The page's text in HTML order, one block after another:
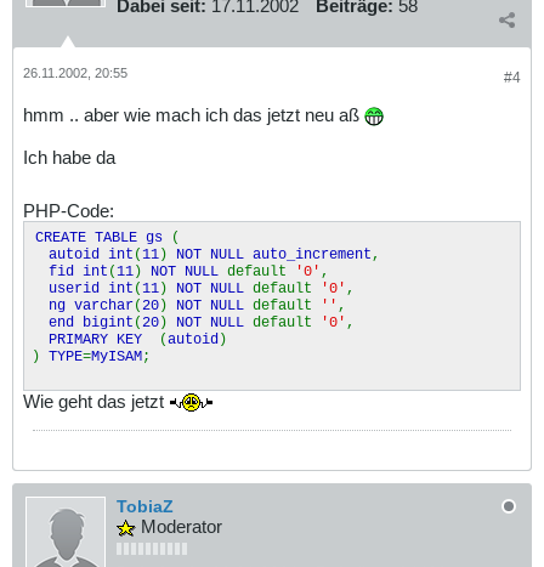
Dabei seit: 17.11.2002 Beiträge: 58
#4
26.11.2002, 20:55
hmm .. aber wie mach ich das jetzt neu aß
Ich habe da
PHP-Code:
CREATE TABLE gs
(
autoid int (11) NOT NULL auto_increment ,
fid int (11) NOT NULL default '0' ,
userid int (11) NOT NULL default '0' ,
ng varchar(20) NOT NULL default '' ,
end bigint (20) NOT NULL default '0' ,
PRIMARY KEY
(autoid )
) TYPE=MyISAM;
Wie geht das jetzt
TobiaZ
Moderator